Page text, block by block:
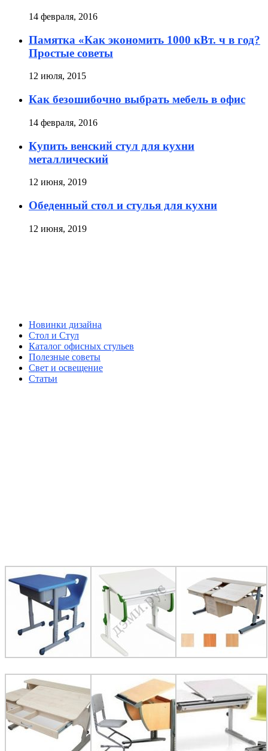
14 февраля, 2016
Памятка «Как экономить 1000 кВт. ч в год?
Простые советы
12 июля, 2015
Как безошибочно выбрать мебель в офис
14 февраля, 2016
Купить венский стул для кухни
металлический
12 июня, 2019
Обеденный стол и стулья для кухни
12 июня, 2019
Новинки дизайна
Стол и Стул
Каталог офисных стульев
Полезные советы
Свет и освещение
Статьи